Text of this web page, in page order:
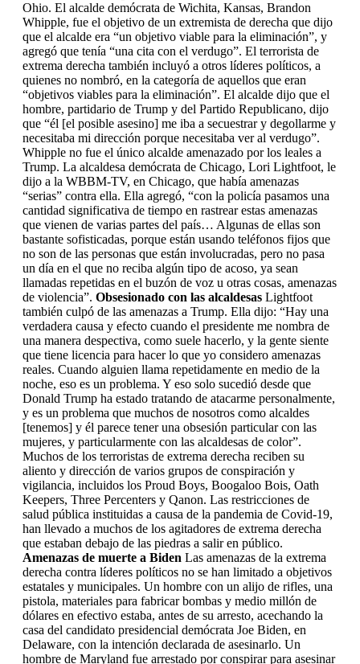
Ohio. El alcalde demócrata de Wichita, Kansas, Brandon
Whipple, fue el objetivo de un extremista de derecha que dijo
que el alcalde era “un objetivo viable para la eliminación”, y
agregó que tenía “una cita con el verdugo”. El terrorista de
extrema derecha también incluyó a otros líderes políticos, a
quienes no nombró, en la categoría de aquellos que eran
“objetivos viables para la eliminación”. El alcalde dijo que el
hombre, partidario de Trump y del Partido Republicano, dijo
que “él [el posible asesino] me iba a secuestrar y degollarme y
necesitaba mi dirección porque necesitaba ver al verdugo”.
Whipple no fue el único alcalde amenazado por los leales a
Trump. La alcaldesa demócrata de Chicago, Lori Lightfoot, le
dijo a la WBBM-TV, en Chicago, que había amenazas
“serias” contra ella. Ella agregó, “con la policía pasamos una
cantidad significativa de tiempo en rastrear estas amenazas
que vienen de varias partes del país… Algunas de ellas son
bastante sofisticadas, porque están usando teléfonos fijos que
no son de las personas que están involucradas, pero no pasa
un día en el que no reciba algún tipo de acoso, ya sean
llamadas repetidas en el buzón de voz u otras cosas, amenazas
de violencia”. Obsesionado con las alcaldesas Lightfoot
también culpó de las amenazas a Trump. Ella dijo: “Hay una
verdadera causa y efecto cuando el presidente me nombra de
una manera despectiva, como suele hacerlo, y la gente siente
que tiene licencia para hacer lo que yo considero amenazas
reales. Cuando alguien llama repetidamente en medio de la
noche, eso es un problema. Y eso solo sucedió desde que
Donald Trump ha estado tratando de atacarme personalmente,
y es un problema que muchos de nosotros como alcaldes
[tenemos] y él parece tener una obsesión particular con las
mujeres, y particularmente con las alcaldesas de color”.
Muchos de los terroristas de extrema derecha reciben su
aliento y dirección de varios grupos de conspiración y
vigilancia, incluidos los Proud Boys, Boogaloo Bois, Oath
Keepers, Three Percenters y Qanon. Las restricciones de
salud pública instituidas a causa de la pandemia de Covid-19,
han llevado a muchos de los agitadores de extrema derecha
que estaban debajo de las piedras a salir en público.
Amenazas de muerte a Biden Las amenazas de la extrema
derecha contra líderes políticos no se han limitado a objetivos
estatales y municipales. Un hombre con un alijo de rifles, una
pistola, materiales para fabricar bombas y medio millón de
dólares en efectivo estaba, antes de su arresto, acechando la
casa del candidato presidencial demócrata Joe Biden, en
Delaware, con la intención declarada de asesinarlo. Un
hombre de Maryland fue arrestado por conspirar para asesinar